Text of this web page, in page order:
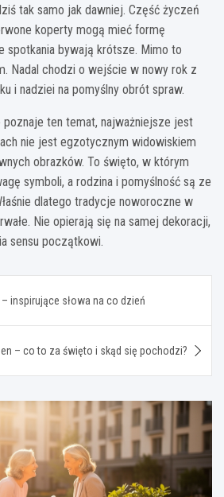
tak samo jak dawniej. Część życzeń
koperty mogą mieć formę
spotkania bywają krótsze. Mimo to
Nadal chodzi o wejście w nowy rok z
i nadziei na pomyślny obrót spraw.
poznaje ten temat, najważniejsze jest
nie jest egzotycznym widowiskiem
obrazków. To święto, w którym
symboli, a rodzina i pomyślność są ze
dlatego tradycje noworoczne w
Nie opierają się na samej dekoracji,
sensu początkowi.
inspirujące słowa na co dzień
– co to za święto i skąd się pochodzi?